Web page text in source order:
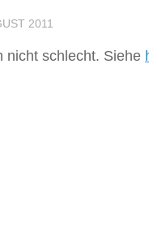
2011
nicht schlecht. Siehe